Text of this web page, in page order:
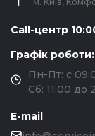
Call-центр
Графік роботи:
Пн-Пт: с
Сб: 11:00 до
E-mail